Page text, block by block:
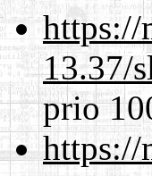
https://
13.37/
prio
https://